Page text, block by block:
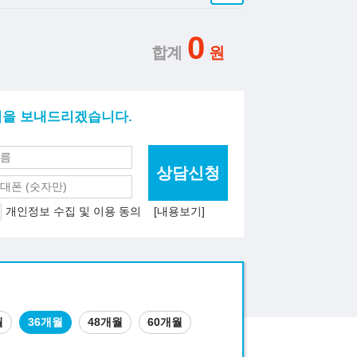
0
보내드리겠습니다.
개인정보 수집 및 이용 동의 [내용보기]
상담신청
36개월 48개월 60개월